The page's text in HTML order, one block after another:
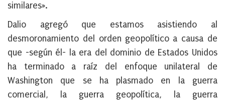
similares».
Dalio agregó que estamos asistiendo al
desmoronamiento del orden geopolítico a causa de
que -según él- la era del dominio de Estados Unidos
ha terminado a raíz del enfoque unilateral de
Washington que se ha plasmado en la guerra
comercial, la guerra geopolítica, la guerra